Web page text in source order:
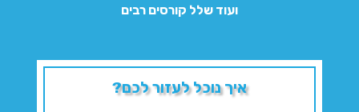
ועוד שלל קורסים רבים
איך נוכל לעזור לכם?